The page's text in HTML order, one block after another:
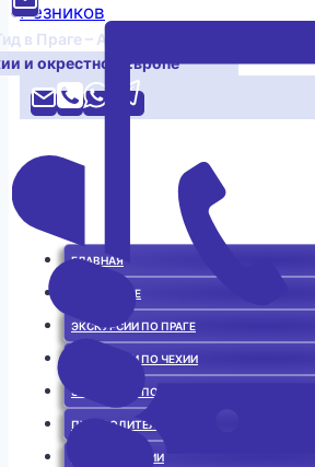
в Праге – Андрей Резников
и окрестной Европе
ГЛАВНАЯ
ГИД В ПРАГЕ
ЭКСКУРСИИ ПО ПРАГЕ
ЭКСКУРСИИ ПО ЧЕХИИ
ЭКСКУРСИИ ПО ЕВРОПЕ
ПУТЕВОДИТЕЛЬ
ИСТОРИЯ ЧЕХИИ